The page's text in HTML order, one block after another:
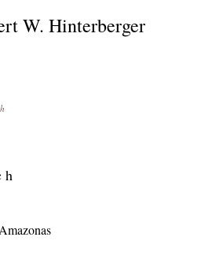
W. Hinterberger
h
Amazonas